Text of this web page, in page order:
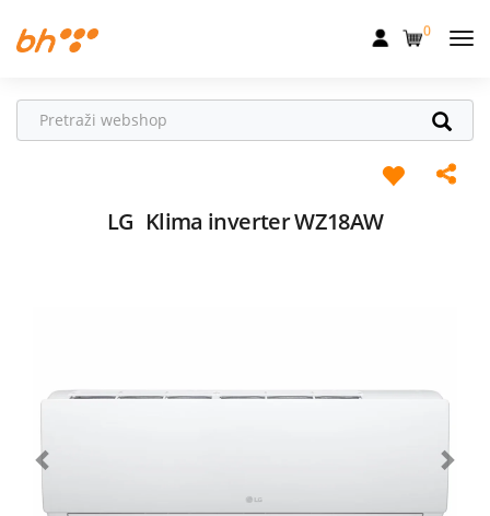
Fiksna
Akcije
0
LG Klima inverter WZ18AW